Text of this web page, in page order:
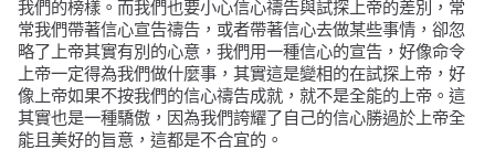
我們的榜樣。而我們也要小心信心禱告與試探上帝的差別，常
常我們帶著信心宣告禱告，或者帶著信心去做某些事情，卻忽
略了上帝其實有別的心意，我們用一種信心的宣告，好像命令
上帝一定得為我們做什麼事，其實這是變相的在試探上帝，好
像上帝如果不按我們的信心禱告成就，就不是全能的上帝。這
其實也是一種驕傲，因為我們誇耀了自己的信心勝過於上帝全
能且美好的旨意，這都是不合宜的。